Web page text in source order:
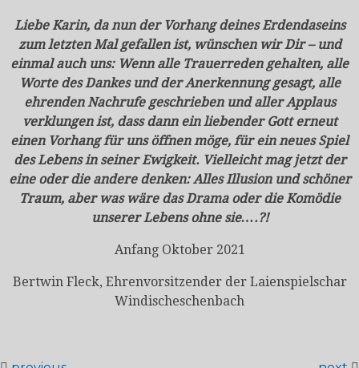
Liebe Karin, da nun der Vorhang deines Erdendaseins
zum letzten Mal gefallen ist, wünschen wir Dir – und
einmal auch uns: Wenn alle Trauerreden gehalten, alle
Worte des Dankes und der Anerkennung gesagt, alle
ehrenden Nachrufe geschrieben und aller Applaus
verklungen ist, dass dann ein liebender Gott erneut
einen Vorhang für uns öffnen möge, für ein neues Spiel
des Lebens in seiner Ewigkeit. Vielleicht mag jetzt der
eine oder die andere denken: Alles Illusion und schöner
Traum, aber was wäre das Drama oder die Komödie
unserer Lebens ohne sie….?!
Anfang Oktober 2021
Bertwin Fleck, Ehrenvorsitzender der Laienspielschar
Windischeschenbach